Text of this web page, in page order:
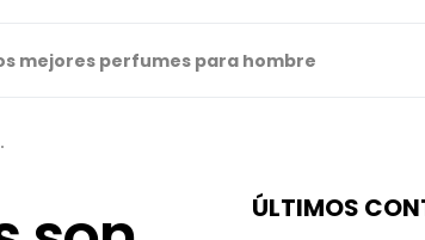
mejores perfumes para hombre
ÚLTIMOS